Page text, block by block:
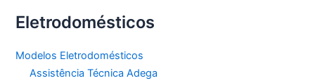
Eletrodomésticos
Modelos Eletrodomésticos
Assistência Técnica Adega